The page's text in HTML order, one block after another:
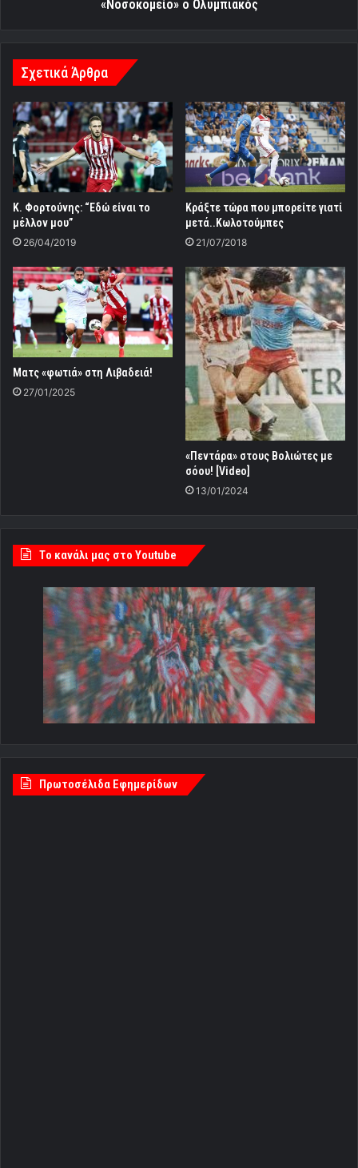
«Νοσοκομείο» ο Ολυμπιακός
Σχετικά Άρθρα
Κ. Φορτούνης: “Εδώ είναι το
μέλλον μου”
26/04/2019
Κράξτε τώρα που μπορείτε γιατί
μετά..Κωλοτούμπες
21/07/2018
Ματς «φωτιά» στη Λιβαδειά!
27/01/2025
«Πεντάρα» στους Βολιώτες με
σόου! [Video]
13/01/2024
Tο κανάλι μας στο Youtube
Πρωτοσέλιδα Εφημερίδων